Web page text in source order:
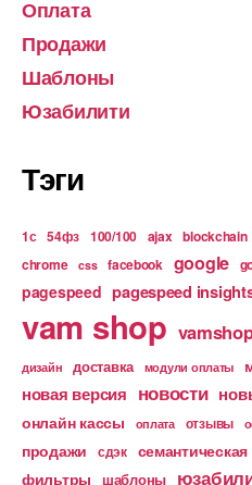
Оплата
Продажи
Шаблоны
Юзабилити
Тэги
1с 54фз 100/100 ajax blockchain
chrome css facebook google
pagespeed pagespeed
vam shop
дизайн доставка модули оплаты
новая версия новости
онлайн кассы оплата отзывы
продажи сдэк
фильтры шаблоны